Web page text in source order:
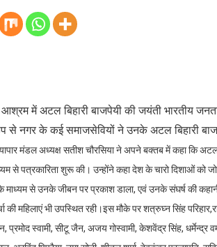
में अटल बिहारी बाजपेयी की जयंती भारतीय
नगर के कई समाजसेवियों ने उनके अटल बिहारी
मंडल अध्यक्ष सतीश चौरसिया ने अपने बक्तब में कहा कि
से पत्रकारिता शुरू की। उन्होंने कहा देश के चारो दिशाओं को
माध्यम से उनके जीबन पर प्रकाश डाला, एवं उनके संघर्ष की
महिलाएं भी उपस्थित रही।इस मौके पर शत्रुघ्न सिंह परिहार,
प्रमोद स्वामी, सीटू जैन, अजय गोस्वामी, केशवेंद्र सिंह, धर्मेन्द्र